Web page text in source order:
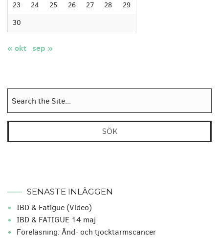
23
24 25 26 27 28
29
30
« okt sep »
efter:
SENASTE INLÄGGEN
IBD & Fatigue (Video)
IBD & FATIGUE 14 maj
Föreläsning: Änd- och tjocktarmscancer